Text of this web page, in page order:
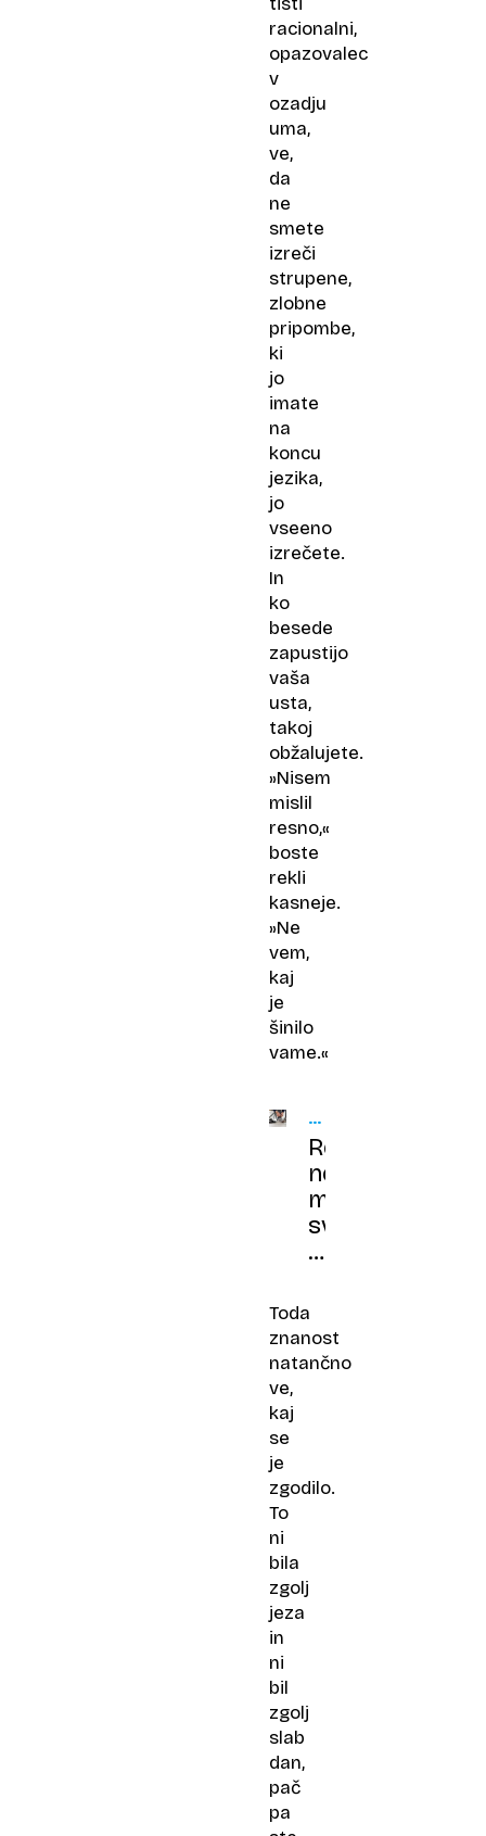
racionalni,
opazovalec
v
ozadju
uma,
ve,
da
ne
smete
izreči
strupene,
zlobne
pripombe,
ki
jo
imate
na
koncu
jezika,
jo
vseeno
izrečete.
In
ko
besede
zapustijo
vaša
usta,
takoj
obžalujete.
»Nisem
mislil
resno,«
boste
rekli
kasneje.
»Ne
vem,
kaj
je
šinilo
vame.«
ZDRAVNIKOV
NASVET
Res
ne
marate
svojega
dela
gre
za
z
Toda
znanost
natančno
ve,
kaj
se
je
zgodilo.
To
ni
bila
zgolj
jeza
in
ni
bil
zgolj
slab
dan,
pač
pa